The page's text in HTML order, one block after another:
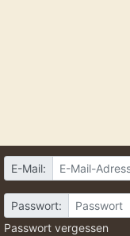
E-Mail:
Passwort:
Passwort vergessen